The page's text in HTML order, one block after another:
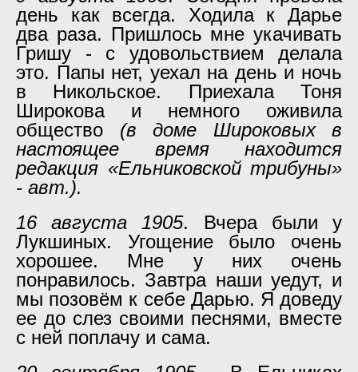
день как всегда. Ходила к Дарье
два раза. Пришлось мне укачивать
Гришу - с удовольствием делала
это. Папы нет, уехал на день и ночь
в Никольское. Приехала Тоня
Широкова и немного оживила
общество (в доме Широковых в
настоящее время находится
редакция «Ельниковской трибуны»
- авт.).
16 августа 1905. Вчера были у
Лукшиных. Угощение было очень
хорошее. Мне у них очень
понравилось. Завтра наши уедут, и
мы позовём к себе Дарью. Я доведу
ее до слез своими песнями, вместе
с ней поплачу и сама.